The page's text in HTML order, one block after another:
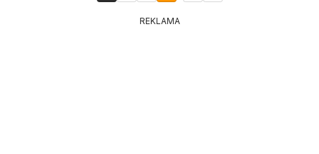
REKLAMA